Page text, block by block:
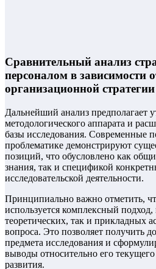
Сравнительный анализ
персоналом в зависимости
организационной стратегии
Дальнейший анализ предполагает
методологического аппарата и
базы исследования. Современные
проблематике демонстрируют
позиций, что обусловлено как
знания, так и спецификой
исследовательской деятельности.
Принципиально важно отметить,
используется комплексный
теоретических, так и прикладных
вопроса. Это позволяет получить
предмета исследования и
выводы относительно его
развития.